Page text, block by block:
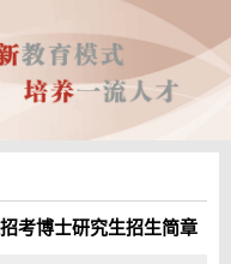
考博士研究生招生简章